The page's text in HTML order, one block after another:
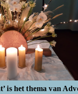
is het thema van